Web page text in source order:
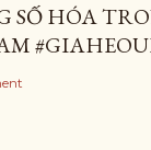
SỐ HÓA